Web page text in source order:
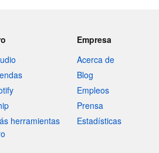
herramientas
Empresa
Acerca de
Blog
Empleos
Prensa
Estadísticas